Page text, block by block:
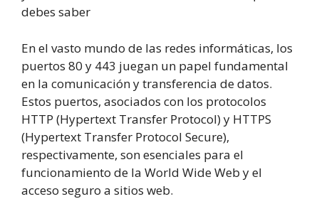
debes saber
En el vasto mundo de las redes informáticas, los
puertos 80 y 443 juegan un papel fundamental
en la comunicación y transferencia de datos.
Estos puertos, asociados con los protocolos
HTTP (Hypertext Transfer Protocol) y HTTPS
(Hypertext Transfer Protocol Secure),
respectivamente, son esenciales para el
funcionamiento de la World Wide Web y el
acceso seguro a sitios web.